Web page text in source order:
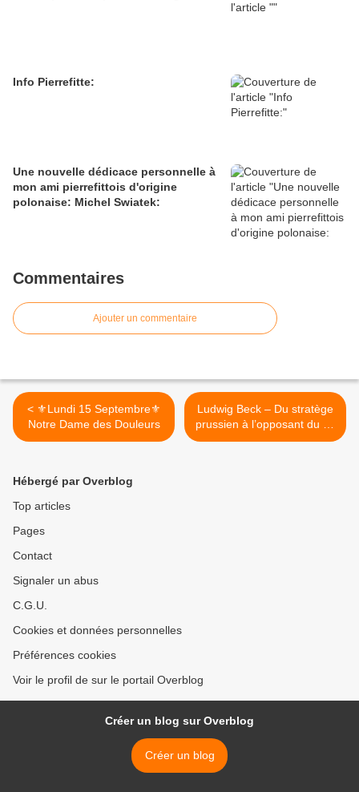
Info Pierrefitte:
Une nouvelle dédicace personnelle à
mon ami pierrefittois d'origine
polonaise: Michel Swiatek:
Commentaires
Ajouter un commentaire
< ⚜️Lundi 15 Septembre⚜️
Notre Dame des Douleurs
Ludwig Beck – Du stratège
prussien à l’opposant du 20
juillet >
Hébergé par Overblog
Top articles
Pages
Contact
Signaler un abus
C.G.U.
Cookies et données personnelles
Préférences cookies
Voir le profil de sur le portail Overblog
Créer un blog sur Overblog
Créer un blog